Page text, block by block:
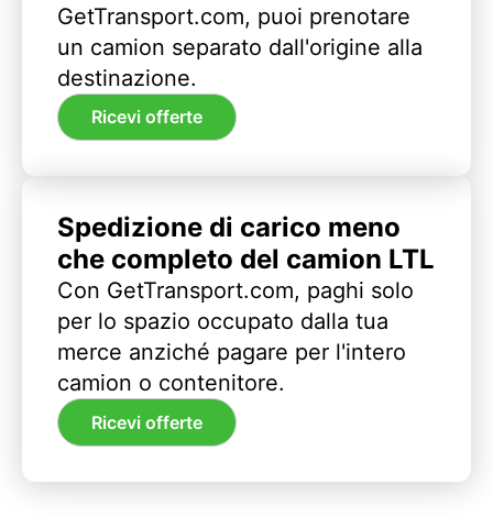
GetTransport.com, puoi prenotare
un camion separato dall'origine alla
destinazione.
Ricevi offerte
Spedizione di carico meno
che completo del camion LTL
Con GetTransport.com, paghi solo
per lo spazio occupato dalla tua
merce anziché pagare per l'intero
camion o contenitore.
Ricevi offerte